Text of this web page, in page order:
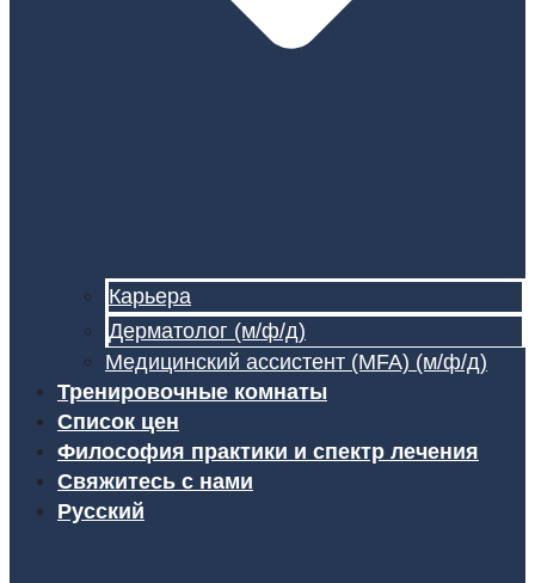
Карьера
Дерматолог (м/ф/д)
Медицинский ассистент (MFA) (м/ф/д)
Тренировочные комнаты
Список цен
Философия практики и спектр лечения
Свяжитесь с нами
Русский